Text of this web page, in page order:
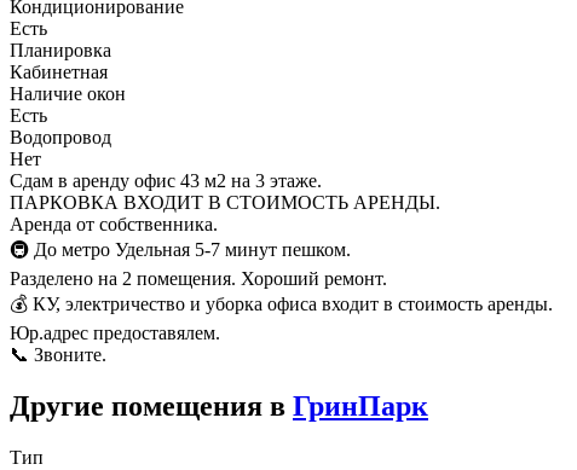
Кондиционирование
Есть
Планировка
Кабинетная
Наличие окон
Есть
Водопровод
Нет
Сдам в аренду офис 43 м2 на 3 этаже.
ПАРКОВКА ВХОДИТ В СТОИМОСТЬ АРЕНДЫ.
Аренда от собственника.
🚇 До метро Удельная 5-7 минут пешком.
Разделено на 2 помещения. Хороший ремонт.
💰 КУ, электричество и уборка офиса входит в стоимость аренды.
Юр.адрес предоставялем.
📞 Звоните.
Другие помещения в ГринПарк
Тип